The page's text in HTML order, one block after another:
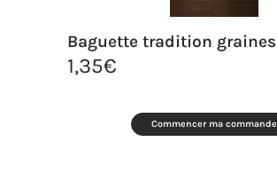
Baguette tradition graines
1,35€
Commencer ma commande